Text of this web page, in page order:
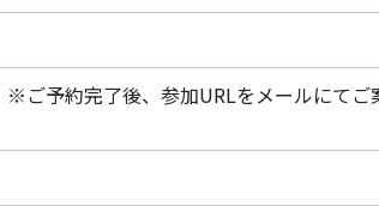
ご予約完了後、参加URLをメールにてご